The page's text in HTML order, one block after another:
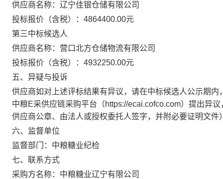
供应商名称：辽宁佳银仓储有限公司
投标报价（含税）： 4864400.00元
第三中标候选人
供应商名称：营口北方仓储物流有限公司
投标报价（含税）： 4932250.00元
五、异疑与投诉
供应商如对上述评标结果有异议，请在中标候选人公示期
中粮E采供应链采购平台（https://ecai.cofco.com）提出异
供应商公章、由法人或授权委托人签字，并附必要证明文件
六、监督单位
监督部门： 中粮糖业纪检
七、联系方式
采购方名称：中粮糖业辽宁有限公司